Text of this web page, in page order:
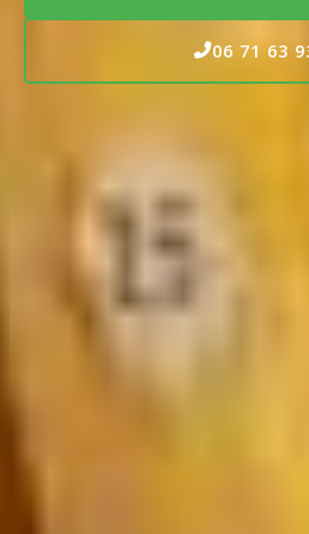
06 71 63